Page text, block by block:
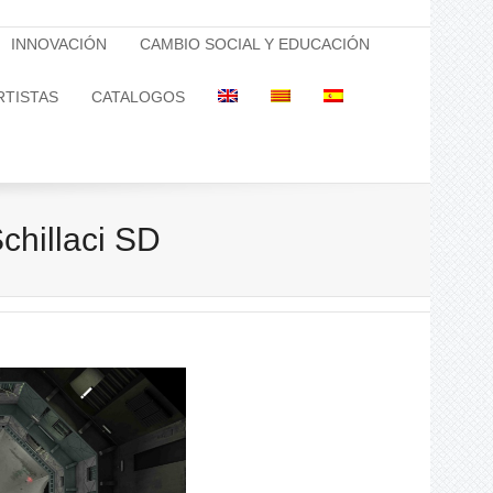
INNOVACIÓN CAMBIO SOCIAL Y EDUCACIÓN
CATALOGOS
SD